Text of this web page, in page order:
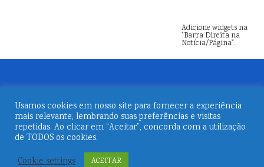
Adicione widgets na
"Barra Direita na
Notícia/Página".
© 2026Revista Embarque
Usamos cookies em nosso site para fornecer a experiência
mais relevante, lembrando suas preferências e visitas
repetidas. Ao clicar em “Aceitar”, concorda com a utilização
de TODOS os cookies.
Cookie settings
ACEITAR